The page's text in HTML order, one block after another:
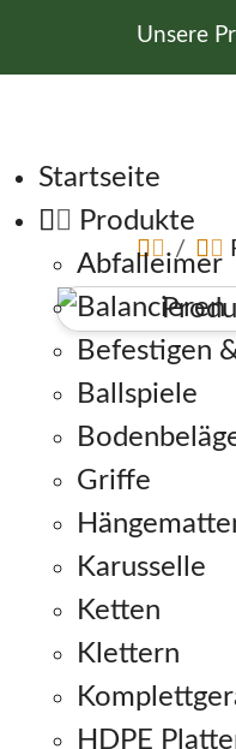
Unsere
Navigation
Startseite
Produkte
Abfalleimer
Balancieren
Befestigen
Ballspiele
Griffe
Karusselle
Ketten
Klettern
HDPE